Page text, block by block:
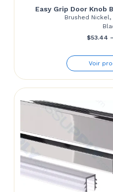
Easy Grip Door Knob
Brushed
$53.44 –
Voir